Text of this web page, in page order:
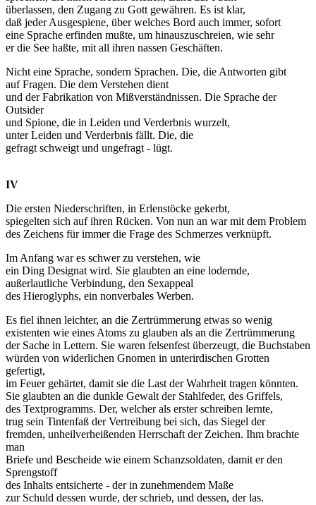
überlassen, den Zugang zu Gott gewähren. Es ist klar,
daß jeder Ausgespiene, über welches Bord auch immer, sofort
eine Sprache erfinden mußte, um hinauszuschreien, wie sehr
er die See haßte, mit all ihren nassen Geschäften.
Nicht eine Sprache, sondern Sprachen. Die, die Antworten gibt
auf Fragen. Die dem Verstehen dient
und der Fabrikation von Mißverständnissen. Die Sprache der
Outsider
und Spione, die in Leiden und Verderbnis wurzelt,
unter Leiden und Verderbnis fällt. Die, die
gefragt schweigt und ungefragt - lügt.
IV
Die ersten Niederschriften, in Erlenstöcke gekerbt,
spiegelten sich auf ihren Rücken. Von nun an war mit dem Problem
des Zeichens für immer die Frage des Schmerzes verknüpft.
Im Anfang war es schwer zu verstehen, wie
ein Ding Designat wird. Sie glaubten an eine lodernde,
außerlautliche Verbindung, den Sexappeal
des Hieroglyphs, ein nonverbales Werben.
Es fiel ihnen leichter, an die Zertrümmerung etwas so wenig
existenten wie eines Atoms zu glauben als an die Zertrümmerung
der Sache in Lettern. Sie waren felsenfest überzeugt, die Buchstaben
würden von widerlichen Gnomen in unterirdischen Grotten
gefertigt,
im Feuer gehärtet, damit sie die Last der Wahrheit tragen könnten.
Sie glaubten an die dunkle Gewalt der Stahlfeder, des Griffels,
des Textprogramms. Der, welcher als erster schreiben lernte,
trug sein Tintenfaß der Vertreibung bei sich, das Siegel der
fremden, unheilverheißenden Herrschaft der Zeichen. Ihm brachte
man
Briefe und Bescheide wie einem Schanzsoldaten, damit er den
Sprengstoff
des Inhalts entsicherte - der in zunehmendem Maße
zur Schuld dessen wurde, der schrieb, und dessen, der las.